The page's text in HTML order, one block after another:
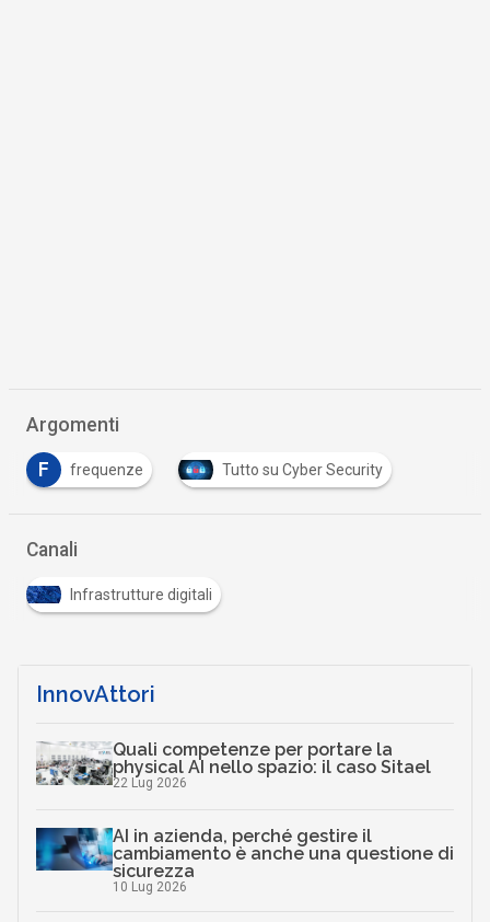
Argomenti
F frequenze Tutto su Cyber Security
Canali
Infrastrutture digitali
InnovAttori
Quali competenze per portare la
physical AI nello spazio: il caso Sitael
22 Lug 2026
AI in azienda, perché gestire il
cambiamento è anche una questione di
sicurezza
10 Lug 2026